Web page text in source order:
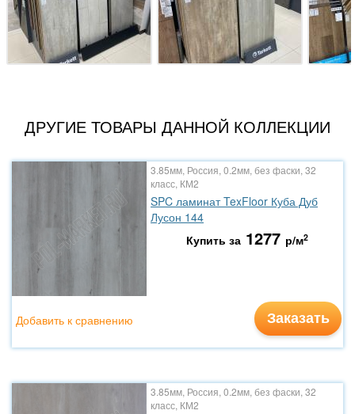
ДРУГИЕ ТОВАРЫ ДАННОЙ КОЛЛЕКЦИИ
3.85мм, Россия, 0.2мм, без фаски, 32
класс, КМ2
SPC ламинат TexFloor Куба Дуб
Лусон 144
Купить за 1277 р/м2
Заказать
Добавить к сравнению
3.85мм, Россия, 0.2мм, без фаски, 32
класс, КМ2